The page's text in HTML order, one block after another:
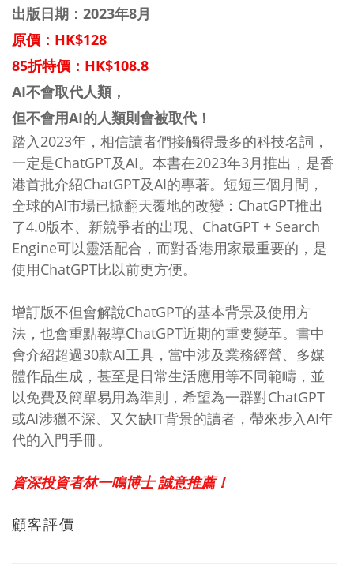
出版日期：2023年8月
原價：HK$128
85折特價：HK$108.8
AI不會取代人類，
但不會用AI的人類則會被取代！
踏入2023年，相信讀者們接觸得最多的科技名詞，
一定是ChatGPT及AI。本書在2023年3月推出，是香
港首批介紹ChatGPT及AI的專著。短短三個月間，
全球的AI市場已掀翻天覆地的改變：ChatGPT推出
了4.0版本、新競爭者的出現、ChatGPT + Search
Engine可以靈活配合，而對香港用家最重要的，是
使用ChatGPT比以前更方便。
增訂版不但會解說ChatGPT的基本背景及使用方
法，也會重點報導ChatGPT近期的重要變革。書中
會介紹超過30款AI工具，當中涉及業務經營、多媒
體作品生成，甚至是日常生活應用等不同範疇，並
以免費及簡單易用為準則，希望為一群對ChatGPT
或AI涉獵不深、又欠缺IT背景的讀者，帶來步入AI年
代的入門手冊。
資深投資者林一鳴博士 誠意推薦！
顧客評價